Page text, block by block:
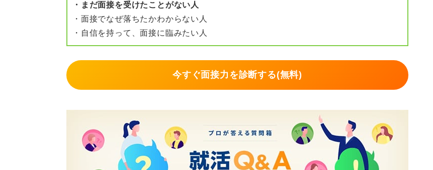
・まだ面接を受けたことがない人
・面接でなぜ落ちたかわからない人
・自信を持って、面接に臨みたい人
今すぐ面接力を診断する(無料)